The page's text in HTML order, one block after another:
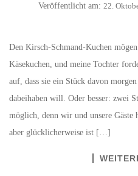
Veröffentlicht am: 22.
Den Kirsch-Schmand-Kuchen
Käsekuchen, und meine Tochter
auf, dass sie ein Stück davon
dabeihaben will. Oder besser: zwei
möglich, denn wir und unsere Gäste
aber glücklicherweise ist […]